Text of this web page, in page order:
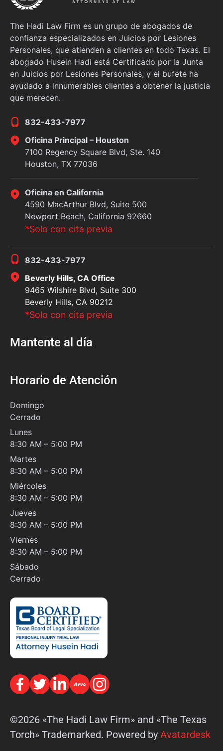
The Hadi Law Firm es un grupo de abogados de
confianza especializados en Juicios por Lesiones
Personales, que atienden a clientes en todo Texas. El
abogado Husein Hadi está Certificado por la Junta
en Juicios por Lesiones Personales, y el bufete ha
ayudado a innumerables clientes a obtener la justicia
que merecen.
832-433-7977
Oficina Principal – Houston
7100 Regency Square Blvd, Ste. 140
Houston, TX 77036
Oficina en California
4590 MacArthur Blvd, Suite 500
Newport Beach, California 92660
*Solo con cita previa
832-433-7977
Beverly Hills, CA Office
9465 Wilshire Blvd, Suite 300
Beverly Hills, CA 90212
*Solo con cita previa
Mantente al día
Horario de Atención
Domingo
Cerrado
Lunes
8:30 AM – 5:00 PM
Martes
8:30 AM – 5:00 PM
Miércoles
8:30 AM – 5:00 PM
Jueves
8:30 AM – 5:00 PM
Viernes
8:30 AM – 5:00 PM
Sábado
Cerrado
©2026 «The Hadi Law Firm» and «The Texas
Torch» Trademarked. Powered by Avatardesk